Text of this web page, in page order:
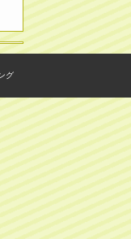
グ